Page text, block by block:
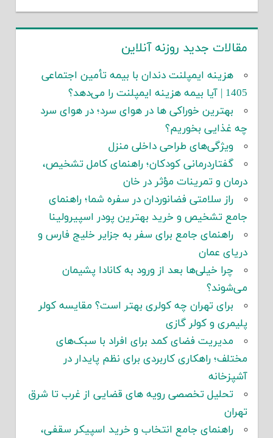
مقالات جدید روزنه آنلاین
هزینه ایمپلنت دندان با بیمه تأمین اجتماعی
1405 | آیا بیمه هزینه ایمپلنت را می‌دهد؟
بهترین خوراکی ها در هوای سرد؛ در هوای سرد
چه غذایی بخوریم؟
ویژگی‌های طراحی داخلی منزل
گفتاردرمانی کودکان؛ راهنمای کامل تشخیص،
درمان و تمرینات مؤثر در خان
راز سلامتی فضانوردان در سفره شما؛ راهنمای
جامع تشخیص و خرید بهترین پودر اسپیرولینا
راهنمای جامع برای سفر به جزایر خلیج فارس و
دریای عمان
چرا خیلی‌ها بعد از ورود به کانادا پشیمان
می‌شوند؟
برای تهران چه کولری بهتر است؟ مقایسه کولر
پلیمری و کولر گازی
مدیریت فضای کمد برای افراد با سبک‌های
مختلف؛ راهکاری کاربردی برای نظم پایدار در
آشپزخانه
تحلیل تخصصی رویه های قضایی از غرب تا شرق
تهران
راهنمای جامع انتخاب و خرید اسپیکر سقفی،